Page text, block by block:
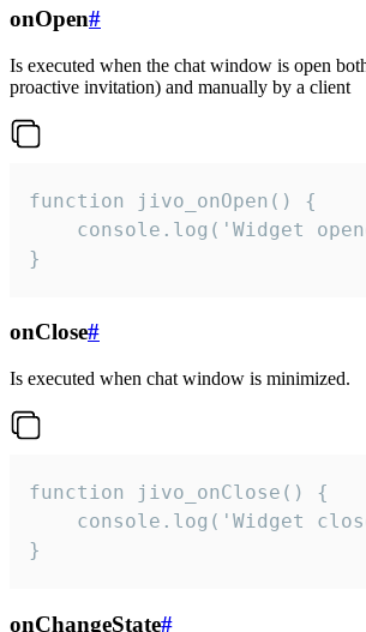
onOpen#
Is executed when the chat window is open
proactive invitation) and manually by a client
function jivo_onOpen() {
console.log('Widget
}
onClose#
Is executed when chat window is minimized.
function jivo_onClose() {
console.log('Widget
}
onChangeState#